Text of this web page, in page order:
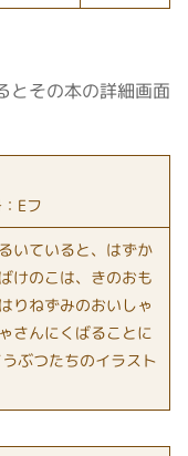
とその本の詳細画面
Eフ
いていると、はずか
けのこは、きのおも
りねずみのおいしゃ
さんにくばることに
ぶつたちのイラスト